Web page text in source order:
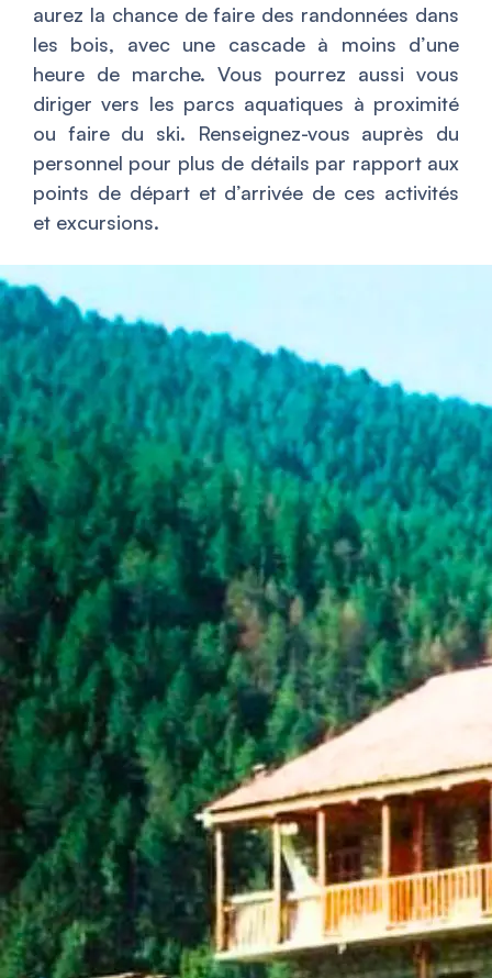
aurez la chance de faire des randonnées dans
les bois, avec une cascade à moins d’une
heure de marche. Vous pourrez aussi vous
diriger vers les parcs aquatiques à proximité
ou faire du ski. Renseignez-vous auprès du
personnel pour plus de détails par rapport aux
points de départ et d’arrivée de ces activités
et excursions.